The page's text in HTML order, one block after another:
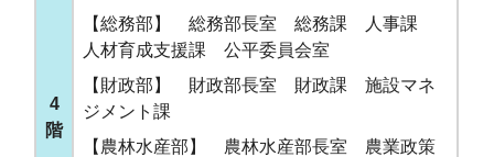
4
階
【総務部】 総務部長室 総務課 人事課
人材育成支援課 公平委員会室
【財政部】 財政部長室 財政課 施設マネ
ジメント課
【農林水産部】 農林水産部長室 農業政策